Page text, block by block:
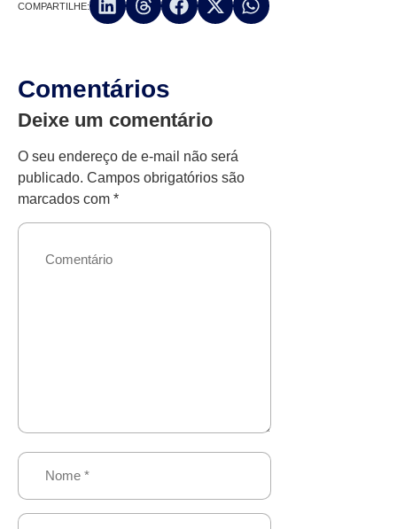
COMPARTILHE:
Comentários
Deixe um comentário
O seu endereço de e-mail não será
publicado. Campos obrigatórios são
marcados com *